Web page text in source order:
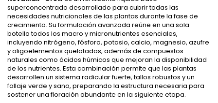
superconcentrado desarrollado para cubrir todas las
necesidades nutricionales de las plantas durante la fase de
crecimiento. Su formulación avanzada reúne en una sola
botella todos los macro y micronutrientes esenciales,
incluyendo nitrógeno, fósforo, potasio, calcio, magnesio, azufre
y oligoelementos quelatados, además de compuestos
naturales como ácidos húmicos que mejoran la disponibilidad
de los nutrientes. Esta combinación permite que las plantas
desarrollen un sistema radicular fuerte, tallos robustos y un
follaje verde y sano, preparando la estructura necesaria para
sostener una floración abundante en la siguiente etapa.